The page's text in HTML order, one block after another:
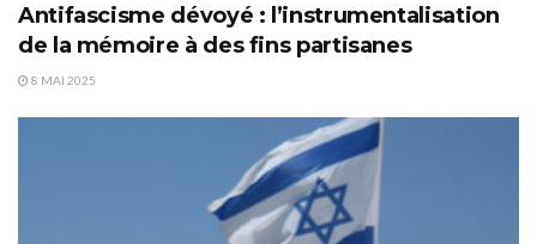
Antifascisme dévoyé : l’instrumentalisation
de la mémoire à des fins partisanes
8 MAI 2025